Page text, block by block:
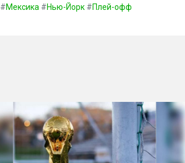
#Мексика #Нью-Йорк #Плей-офф